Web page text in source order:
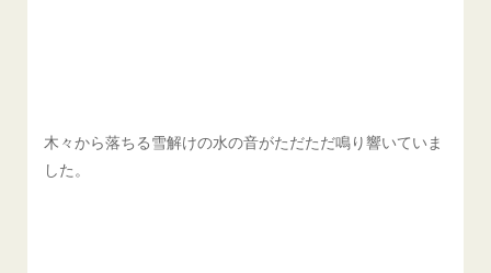
木々から落ちる雪解けの水の音がただただ鳴り響いていま
した。